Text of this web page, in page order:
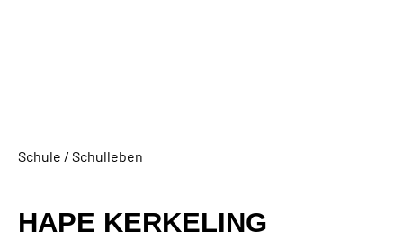
Schule / Schulleben
HAPE KERKELING